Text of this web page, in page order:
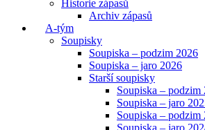
Historie zápasů
Archiv zápasů
A-tým
Soupisky
Soupiska – podzim 2026
Soupiska – jaro 2026
Starší soupisky
Soupiska – podzim
Soupiska – jaro
Soupiska – podzim
Soupiska – jaro